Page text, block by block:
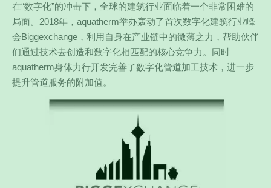
在“数字化”的冲击下，全球的建筑行业面临着一个非常困难的
局面。2018年，aquatherm举办轰动了首次数字化建筑行业峰
会Biggexchange，利用自身在产业链中的微薄之力，帮助伙伴
们通过技术去创造和数字化相匹配的核心竞争力。同时
aquatherm身体力行开发完善了数字化管道加工技术，进一步
提升管道服务的附加值。